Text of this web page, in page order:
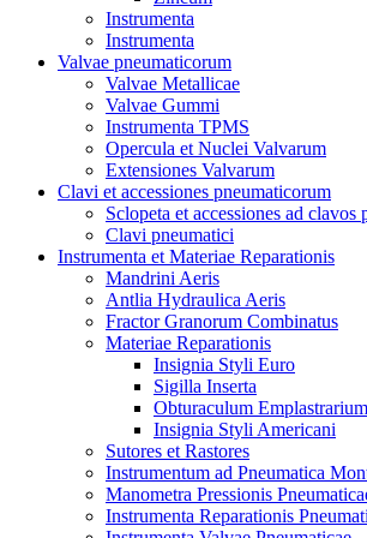
Instrumenta
Instrumenta
Valvae pneumaticorum
Valvae Metallicae
Valvae Gummi
Instrumenta TPMS
Opercula et Nuclei Valvarum
Extensiones Valvarum
Clavi et accessiones pneumaticorum
Sclopeta et accessiones ad clavos
Clavi pneumatici
Instrumenta et Materiae Reparationis
Mandrini Aeris
Antlia Hydraulica Aeris
Fractor Granorum Combinatus
Materiae Reparationis
Insignia Styli Euro
Sigilla Inserta
Obturaculum Emplastrarium
Insignia Styli Americani
Sutores et Rastores
Instrumentum ad Pneumatica
Manometra Pressionis
Instrumenta Reparationis